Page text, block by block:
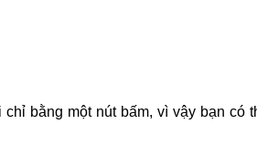
bằng một nút bấm, vì vậy bạn có